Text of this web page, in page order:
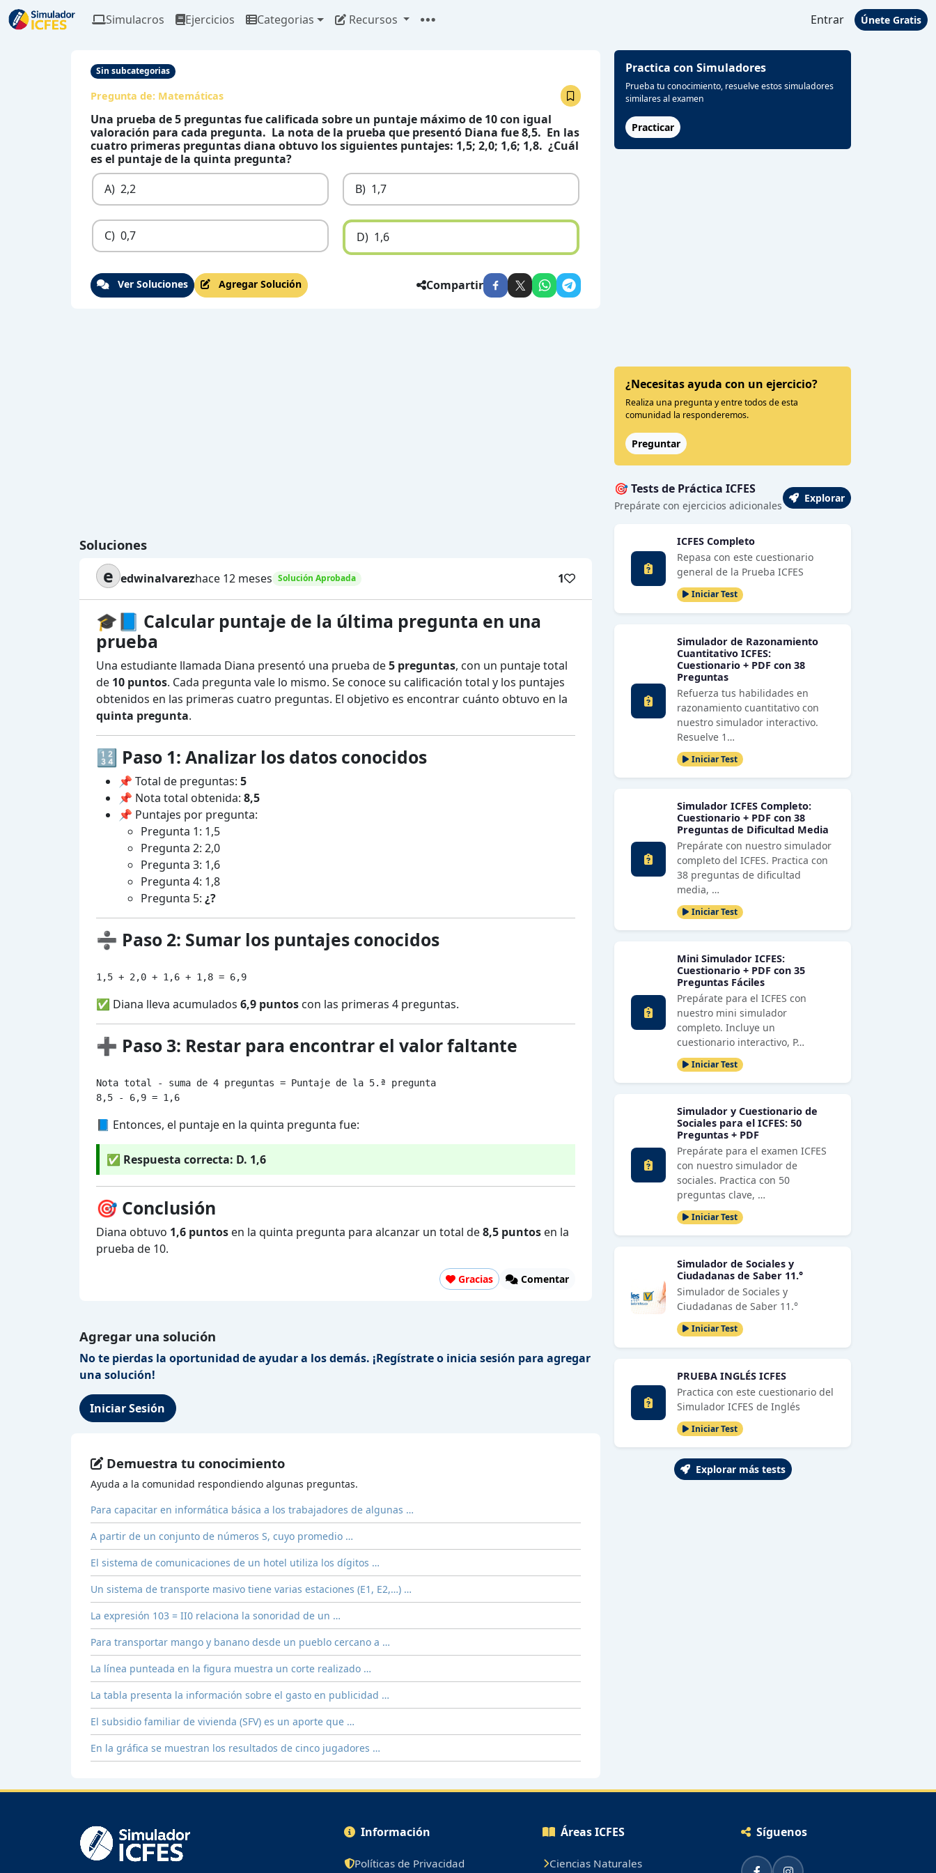
Simulacros Ejercicios Categorias Recursos Entrar Únete Gratis
Sin subcategorias
Pregunta de: Matemáticas
Una prueba de 5 preguntas fue calificada sobre un puntaje máximo de 10 con igual
valoración para cada pregunta. La nota de la prueba que presentó Diana fue 8,5. En las
cuatro primeras preguntas diana obtuvo los siguientes puntajes: 1,5; 2,0; 1,6; 1,8. ¿Cuál
es el puntaje de la quinta pregunta?
A) 2,2 B) 1,7
C) 0,7 D) 1,6
Ver Soluciones Agregar Solución Compartir
Soluciones
e edwinalvarezhace 12 meses Solución Aprobada 1
🎓📘 Calcular puntaje de la última pregunta en una
prueba
Una estudiante llamada Diana presentó una prueba de5 preguntas, con un puntaje total
de 10 puntos. Cada pregunta vale lo mismo. Se conoce su calificación total y los puntajes
obtenidos en las primeras cuatro preguntas. El objetivo es encontrar cuánto obtuvo en la
quinta pregunta.
🔢 Paso 1: Analizar los datos conocidos
📌 Total de preguntas: 5
📌 Nota total obtenida: 8,5
📌 Puntajes por pregunta:
Pregunta 1: 1,5
Pregunta 2: 2,0
Pregunta 3: 1,6
Pregunta 4: 1,8
Pregunta 5: ¿?
➗ Paso 2: Sumar los puntajes conocidos
✅ Diana lleva acumulados 6,9 puntos con las primeras 4 preguntas.
➕ Paso 3: Restar para encontrar el valor faltante
Nota total - suma de 4 preguntas = Puntaje de la 5.ª pregunta
📘 Entonces, el puntaje en la quinta pregunta fue:
✅ Respuesta correcta: D. 1,6
🎯 Conclusión
Diana obtuvo 1,6 puntos en la quinta pregunta para alcanzar un total de8,5 puntos en la
prueba de 10.
Gracias Comentar
Agregar una solución
No te pierdas la oportunidad de ayudar a los demás. ¡Regístrate o inicia sesión para agregar
una solución!
Iniciar Sesión
Demuestra tu conocimiento
Ayuda a la comunidad respondiendo algunas preguntas.
Para capacitar en informática básica a los trabajadores de algunas …
A partir de un conjunto de números S, cuyo promedio …
El sistema de comunicaciones de un hotel utiliza los dígitos …
Un sistema de transporte masivo tiene varias estaciones (E1, E2,…) …
La expresión 103 = II0 relaciona la sonoridad de un …
Para transportar mango y banano desde un pueblo cercano a …
La línea punteada en la figura muestra un corte realizado …
La tabla presenta la información sobre el gasto en publicidad …
El subsidio familiar de vivienda (SFV) es un aporte que …
En la gráfica se muestran los resultados de cinco jugadores …
Practica con Simuladores
Prueba tu conocimiento, resuelve estos simuladores
similares al examen
Practicar
¿Necesitas ayuda con un ejercicio?
Realiza una pregunta y entre todos de esta
comunidad la responderemos.
Preguntar
🎯 Tests de Práctica ICFES
Prepárate con ejercicios adicionales
Explorar
ICFES Completo
Repasa con este cuestionario
general de la Prueba ICFES
Iniciar Test
Simulador de Razonamiento
Cuantitativo ICFES:
Cuestionario + PDF con 38
Preguntas
Refuerza tus habilidades en
razonamiento cuantitativo con
nuestro simulador interactivo.
Resuelve 1…
Iniciar Test
Simulador ICFES Completo:
Cuestionario + PDF con 38
Preguntas de Dificultad Media
Prepárate con nuestro simulador
completo del ICFES. Practica con
38 preguntas de dificultad
media, …
Iniciar Test
Mini Simulador ICFES:
Cuestionario + PDF con 35
Preguntas Fáciles
Prepárate para el ICFES con
nuestro mini simulador
completo. Incluye un
cuestionario interactivo, P…
Iniciar Test
Simulador y Cuestionario de
Sociales para el ICFES: 50
Preguntas + PDF
Prepárate para el examen ICFES
con nuestro simulador de
sociales. Practica con 50
preguntas clave, …
Iniciar Test
Simulador de Sociales y
Ciudadanas de Saber 11.°
Simulador de Sociales y
Ciudadanas de Saber 11.°
Iniciar Test
PRUEBA INGLÉS ICFES
Practica con este cuestionario del
Simulador ICFES de Inglés
Iniciar Test
Explorar más tests
Información
Políticas de Privacidad
Áreas ICFES
Ciencias Naturales
Síguenos